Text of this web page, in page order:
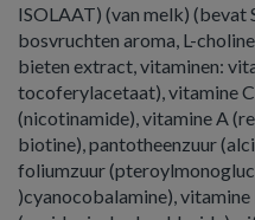
ISOLAAT) (van melk) (bevat
bosvruchten aroma, L-
bieten extract, vitaminen:
tocoferylacetaat), vitamine
(nicotinamide), vitamine A
biotine), pantotheenzuur
foliumzuur
)cyanocobalamine),